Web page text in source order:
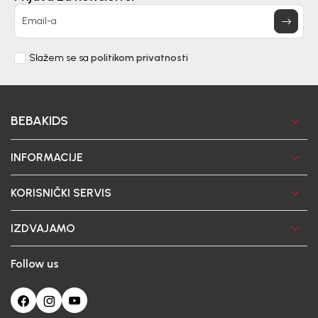
Email-a
Slažem se sa politikom privatnosti
BEBAKIDS
INFORMACIJE
KORISNIČKI SERVIS
IZDVAJAMO
Follow us